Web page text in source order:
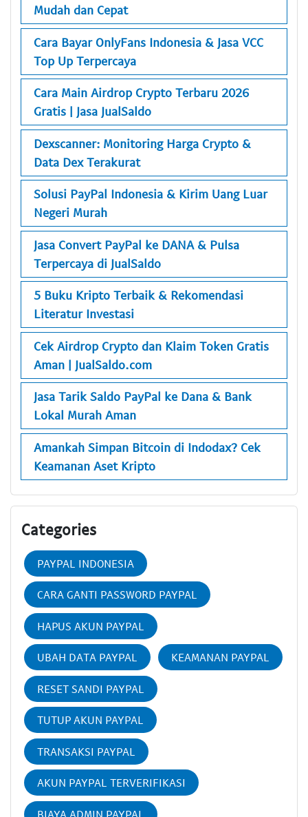
Mudah dan Cepat
Cara Bayar OnlyFans Indonesia & Jasa VCC
Top Up Terpercaya
Cara Main Airdrop Crypto Terbaru 2026
Gratis | Jasa JualSaldo
Dexscanner: Monitoring Harga Crypto &
Data Dex Terakurat
Solusi PayPal Indonesia & Kirim Uang Luar
Negeri Murah
Jasa Convert PayPal ke DANA & Pulsa
Terpercaya di JualSaldo
5 Buku Kripto Terbaik & Rekomendasi
Literatur Investasi
Cek Airdrop Crypto dan Klaim Token Gratis
Aman | JualSaldo.com
Jasa Tarik Saldo PayPal ke Dana & Bank
Lokal Murah Aman
Amankah Simpan Bitcoin di Indodax? Cek
Keamanan Aset Kripto
Categories
PAYPAL INDONESIA
CARA GANTI PASSWORD PAYPAL
HAPUS AKUN PAYPAL
UBAH DATA PAYPAL KEAMANAN PAYPAL
RESET SANDI PAYPAL
TUTUP AKUN PAYPAL
TRANSAKSI PAYPAL
AKUN PAYPAL TERVERIFIKASI
BIAYA ADMIN PAYPAL